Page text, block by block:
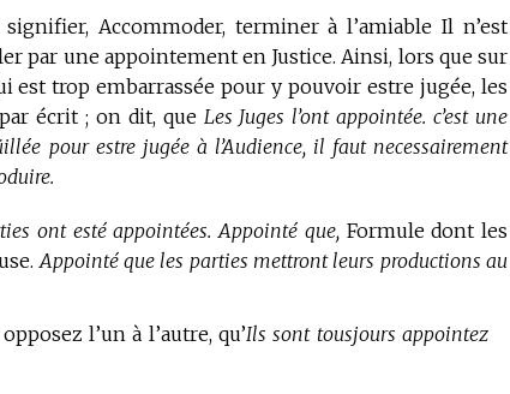
Accommoder, terminer à l’amiable Il n’est
par une appointement en Justice. Ainsi, lors que sur
est trop embarrassée pour y pouvoir estre jugée, les
écrit ; on dit, que Les Juges l’ont appointée. c’est une
pour estre jugée à l’Audience, il faut necessairement
ont esté appointées. Appointé que, Formule dont les
Appointé que les parties mettront leurs productions au
l’un à l’autre, qu’Ils sont tousjours appointez